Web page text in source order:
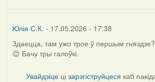
Юлія С.К. - 17.05.2026 - 17:38
Здаецца, там ужо трое ў першым гняздзе?
😊 Бачу тры галоўкі.
Увайдзіце цізарэгіструйцеся каб